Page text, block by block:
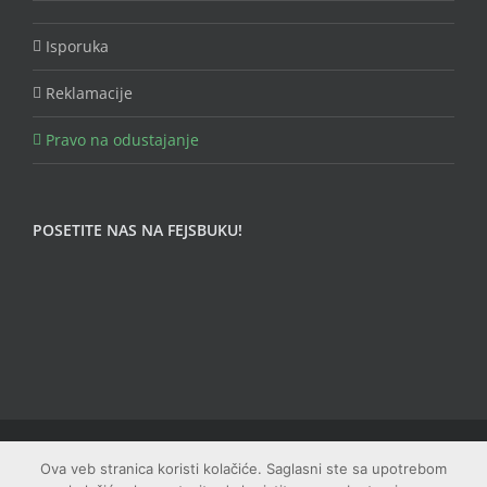
Isporuka
Reklamacije
Pravo na odustajanje
POSETITE NAS NA FEJSBUKU!
Web dizajn: Studio PRIME
Ova veb stranica koristi kolačiće. Saglasni ste sa upotrebom